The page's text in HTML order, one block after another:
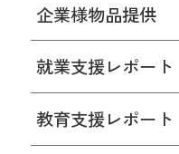
企業様物品提供
就業支援レポート
教育支援レポート